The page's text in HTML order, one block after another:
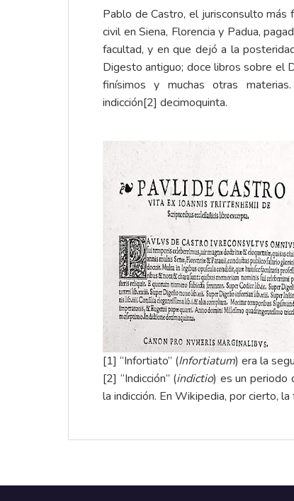
Pablo de Castro, el jurisconsulto más
civil en Siena, Florencia y Padua,
facultad, y en que dejó a la
Digesto antiguo; doce libros sobre el
finísimos y muchas otras
indicción[2] decimoquinta.
[1] “Infortiato” (Infortiatum) era la
[2] “Indicción” (indictio) es un periodo
la indicción. En Wikipedia, por cierto,